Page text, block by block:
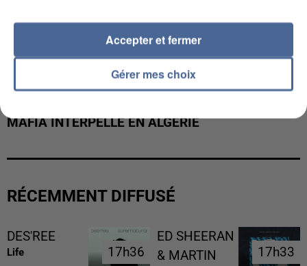
MAFIA INTERPELLÉ EN ALGÉRIE
RÉCEMMENT DIFFUSÉ
DES'REE
Life 17h36
17h36
ED SHEERAN
& MARTIN
17h33
17h33
Gérer mes choix
Accepter et fermer